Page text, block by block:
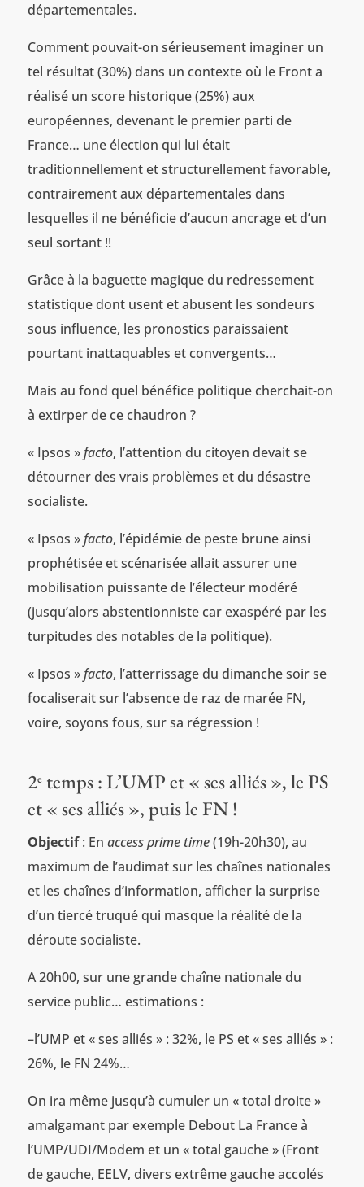
départementales.
Comment pouvait-on sérieusement imaginer un
tel résultat (30%) dans un contexte où le Front a
réalisé un score historique (25%) aux
européennes, devenant le premier parti de
France… une élection qui lui était
traditionnellement et structurellement favorable,
contrairement aux départementales dans
lesquelles il ne bénéficie d’aucun ancrage et d’un
seul sortant !!
Grâce à la baguette magique du redressement
statistique dont usent et abusent les sondeurs
sous influence, les pronostics paraissaient
pourtant inattaquables et convergents…
Mais au fond quel bénéfice politique cherchait-on
à extirper de ce chaudron ?
« Ipsos »facto, l’attention du citoyen devait se
détourner des vrais problèmes et du désastre
socialiste.
« Ipsos »facto, l’épidémie de peste brune ainsi
prophétisée et scénarisée allait assurer une
mobilisation puissante de l’électeur modéré
(jusqu’alors abstentionniste car exaspéré par les
turpitudes des notables de la politique).
« Ipsos »facto, l’atterrissage du dimanche soir se
focaliserait sur l’absence de raz de marée FN,
voire, soyons fous, sur sa régression !
2etemps : L’UMP et « ses alliés », le PS
et « ses alliés », puis le FN !
Objectif: En access prime time(19h-20h30), au
maximum de l’audimat sur les chaînes nationales
et les chaînes d’information, afficher la surprise
d’un tiercé truqué qui masque la réalité de la
déroute socialiste.
A 20h00, sur une grande chaîne nationale du
service public… estimations :
–l’UMP et « ses alliés » : 32%, le PS et « ses alliés » :
26%, le FN 24%…
On ira même jusqu’à cumuler un « total droite »
amalgamant par exemple Debout La France à
l’UMP/UDI/Modem et un « total gauche » (Front
de gauche, EELV, divers extrême gauche accolés